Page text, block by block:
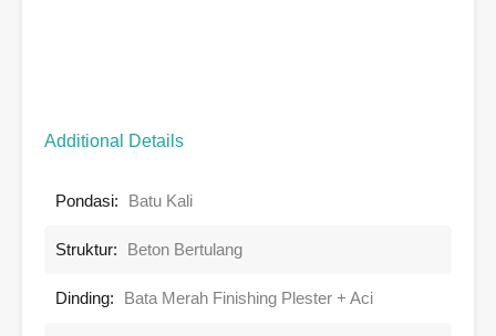
Additional Details
Pondasi: Batu Kali
Struktur: Beton Bertulang
Dinding: Bata Merah Finishing Plester + Aci